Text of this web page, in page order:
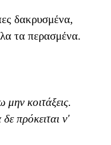
δακρυσμένα,
τα περασμένα.
μην κοιτάξεις.
πρόκειται ν'